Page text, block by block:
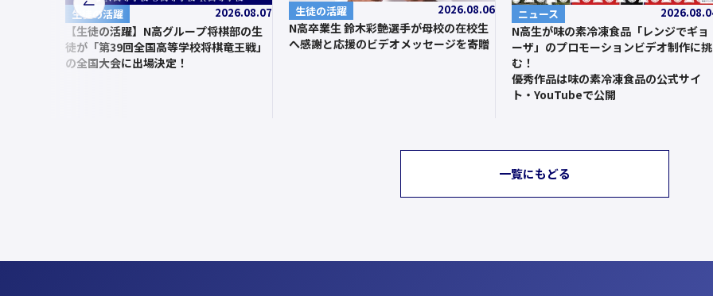
前
へ
生徒の活躍 2026.08.07
【生徒の活躍】N高グループ将棋部の生
徒が「第39回全国高等学校将棋竜王戦」
の全国大会に出場決定！
生徒の活躍 2026.08.06
N高卒業生 鈴木彩艶選手が母校の在校生
へ感謝と応援のビデオメッセージを寄贈
ニュース
N高生が味の素冷凍食品「レンジでギョ
ーザ」のプロモーションビデオ制作に挑
む！
優秀作品は味の素冷凍食品の公式サイ
ト・YouTubeで公開
一覧にもどる